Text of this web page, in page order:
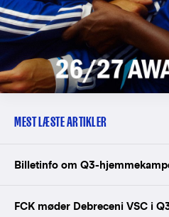
MEST LÆSTE ARTIKLER
Billetinfo om Q3-
FCK møder Debreceni VSC i